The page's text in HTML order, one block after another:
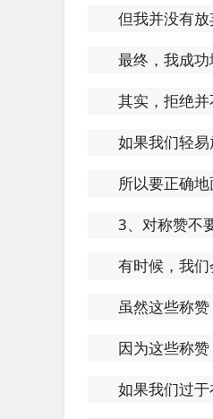
但我并没有放
最终，我成
其实，拒绝并
如果我们轻易
所以要正确地
3、对称赞不
有时候，我们
虽然这些称赞
因为这些称
如果我们过